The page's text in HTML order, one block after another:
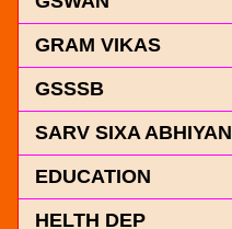
GRAM VIKAS
GSSSB
SARV SIXA ABHIYAN
EDUCATION
HELTH DEP